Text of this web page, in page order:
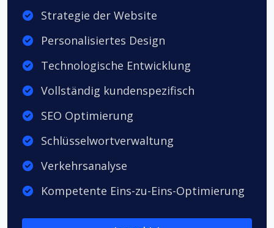
Strategie der Website
Personalisiertes Design
Technologische Entwicklung
Vollständig kundenspezifisch
SEO Optimierung
Schlüsselwortverwaltung
Verkehrsanalyse
Kompetente Eins-zu-Eins-Optimierung